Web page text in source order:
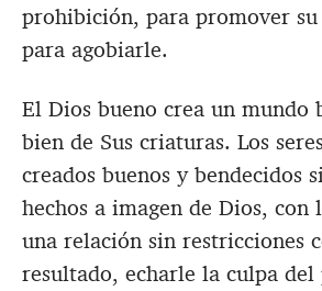
prohibición, para promover
para agobiarle.
El Dios bueno crea un mundo
bien de Sus criaturas. Los
creados buenos y bendecidos
hechos a imagen de Dios, con
una relación sin restricciones
resultado, echarle la culpa del